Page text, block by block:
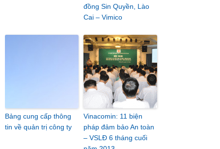
đồng Sin Quyền, Lào
Cai – Vimico
Bảng cung cấp thông
tin về quản trị công ty
Vinacomin: 11 biện
pháp đảm bảo An toàn
– VSLĐ 6 tháng cuối